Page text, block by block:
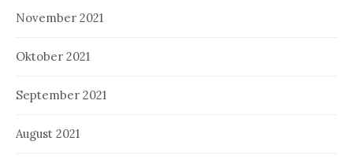
November 2021
Oktober 2021
September 2021
August 2021